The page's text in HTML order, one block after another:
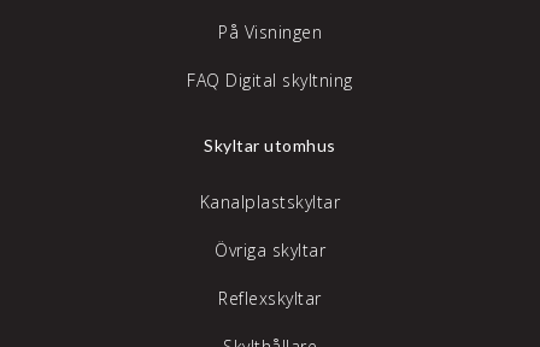
På Visningen
FAQ Digital skyltning
Skyltar utomhus
Kanalplastskyltar
Övriga skyltar
Reflexskyltar